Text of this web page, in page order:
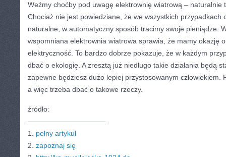
Weźmy choćby pod uwagę elektrownię wiatrową – naturalnie
Chociaż nie jest powiedziane, że we wszystkich przypadkach
naturalne, w automatyczny sposób tracimy swoje pieniądze.
wspomniana elektrownia wiatrowa sprawia, że mamy okazję
elektryczność. To bardzo dobrze pokazuje, że w każdym
dbać o ekologię. A zresztą już niedługo takie działania będą
zapewne będziesz dużo lepiej przystosowanym człowiekiem.
a więc trzeba dbać o takowe rzeczy.
źródło:
———————————
1. pełny artykuł
2. zapoznaj się